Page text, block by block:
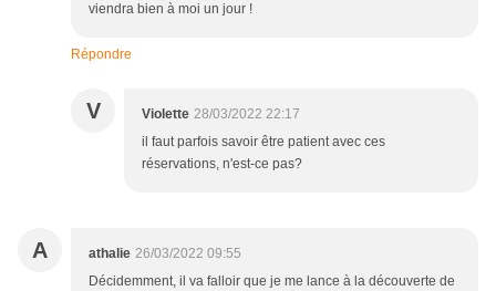
viendra bien à moi un jour !
Répondre
V Violette 28/03/2022 22:17
il faut parfois savoir être patient avec ces
réservations, n'est-ce pas?
A athalie 26/03/2022 09:55
Décidemment, il va falloir que je me lance à la découverte de